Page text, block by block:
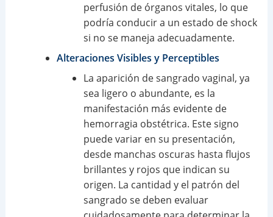
perfusión de órganos vitales, lo que
podría conducir a un estado de shock
si no se maneja adecuadamente.
Alteraciones Visibles y Perceptibles
La aparición de sangrado vaginal, ya
sea ligero o abundante, es la
manifestación más evidente de
hemorragia obstétrica. Este signo
puede variar en su presentación,
desde manchas oscuras hasta flujos
brillantes y rojos que indican su
origen. La cantidad y el patrón del
sangrado se deben evaluar